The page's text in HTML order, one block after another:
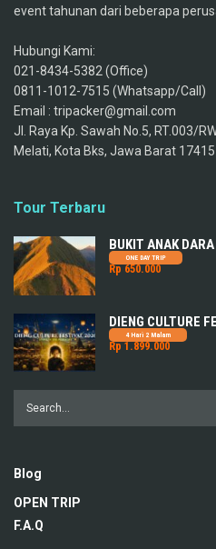
event tahunan dari beberapa
Hubungi Kami:
021-8434-5382 (Office)
0811-1012-7515 (Whatsapp/Call)
Email : tripacker@gmail.com
Jl. Raya Kp. Sawah No.5, RT.003/
Melati, Kota Bks, Jawa Barat 17415
Tour Terbaru
BUKIT ANAK
ONE DAY TRIP
Rp 650.000
DIENG CULTURE
4 Hari 2 Malam
Rp 1.899.000
Blog
OPEN TRIP
F.A.Q